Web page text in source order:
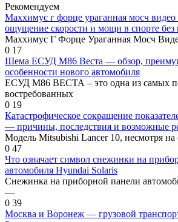
Рекомендуем
Маххимус г форце ураганная мосч
ощущение скорости и мощи в спорте без
Маххимус Г Форце Ураганная Мосч
0 17
Шема ЕСУД М86 Веста — обзор,
особенности нового автомобиля
ЕСУД М86 ВЕСТА – это одна из самых
востребованных
0 19
Катастрофическое сокращение
— причины, последствия и возможные
Модель Mitsubishi Lancer 10, несмотря на
0 47
Что означает символ снежинки на
автомобиля Hyundai Solaris
Снежинка на приборной панели
—
0 39
Москва и Воронеж — грузовой